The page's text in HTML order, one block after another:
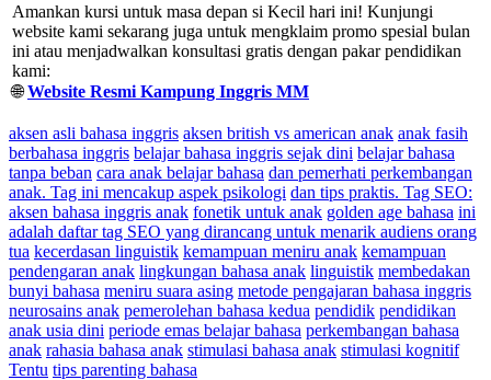
Amankan kursi untuk masa depan si Kecil hari ini! Kunjungi
website kami sekarang juga untuk mengklaim promo spesial bulan
ini atau menjadwalkan konsultasi gratis dengan pakar pendidikan
kami:
🌐Website Resmi Kampung Inggris MM
aksen asli bahasa inggris aksen british vs american anak anak fasih
berbahasa inggris belajar bahasa inggris sejak dini belajar bahasa
tanpa beban cara anak belajar bahasa dan pemerhati perkembangan
anak. Tag ini mencakup aspek psikologi dan tips praktis. Tag SEO:
aksen bahasa inggris anak fonetik untuk anak golden age bahasa ini
adalah daftar tag SEO yang dirancang untuk menarik audiens orang
tua kecerdasan linguistik kemampuan meniru anak kemampuan
pendengaran anak lingkungan bahasa anak linguistik membedakan
bunyi bahasa meniru suara asing metode pengajaran bahasa inggris
neurosains anak pemerolehan bahasa kedua pendidik pendidikan
anak usia dini periode emas belajar bahasa perkembangan bahasa
anak rahasia bahasa anak stimulasi bahasa anak stimulasi kognitif
Tentu tips parenting bahasa